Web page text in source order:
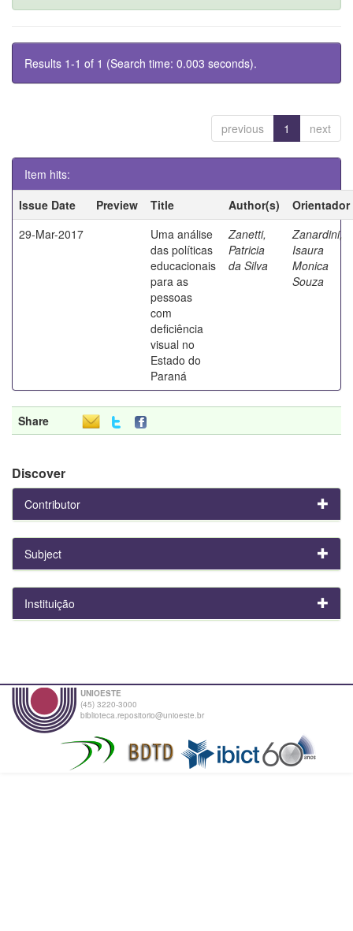
Results 1-1 of 1 (Search time: 0.003 seconds).
previous 1 next
Item hits:
Issue Date
Preview Title Author(s)
Orientador
29-Mar-2017
Uma análise
das políticas
educacionais
para as
pessoas
com
deficiência
visual no
Estado do
Paraná
Zanetti,
Patricia
da Silva
Zanardini,
Isaura
Monica
Souza
Share
Discover
Contributor
Subject
Instituição
UNIOESTE
(45) 3220-3000
biblioteca.repositorio@unioeste.br